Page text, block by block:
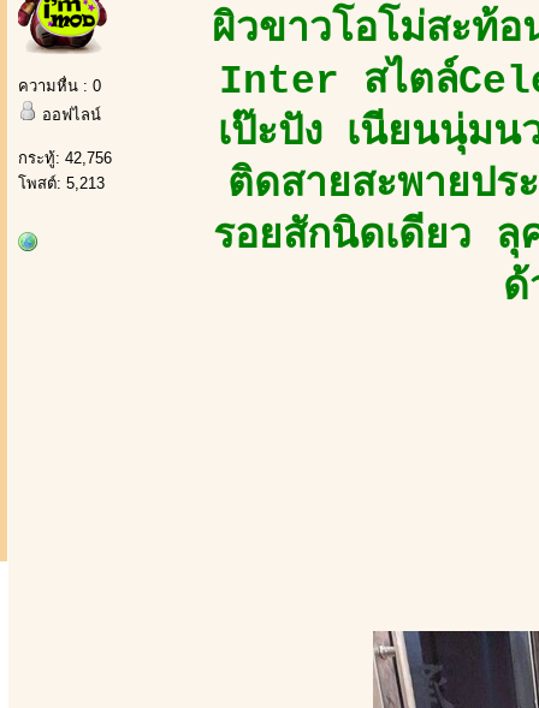
ความหื่น : 0
ออฟไลน์
กระทู้: 42,756
โพสต์: 5,213
ผิวขาวโอโม่สะท้
Inter สไตล์
เป๊ะปัง เนียนนุ่ม
ติดสายสะพายปร
รอยสักนิดเดียว ลุ
ด้